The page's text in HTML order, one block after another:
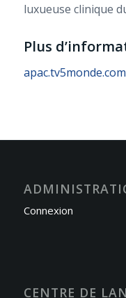
luxueuse clinique
Plus
apac.tv5monde.com
Connexion
CENTRE DE